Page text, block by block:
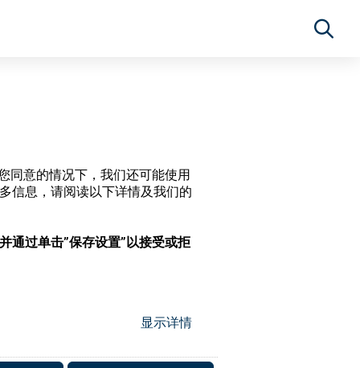
同意的情况下，我们还可能使用
信息，请阅读以下详情及我们的
通过单击”保存设置”以接受或拒
显示详情